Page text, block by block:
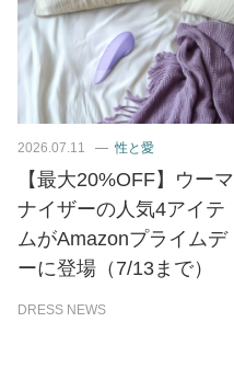
2026.07.11 性と愛
【最大20%OFF】ウーマ
ナイザーの人気4アイテ
ムがAmazonプライムデ
ーに登場（7/13まで）
DRESS NEWS